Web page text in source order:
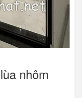
nhôm